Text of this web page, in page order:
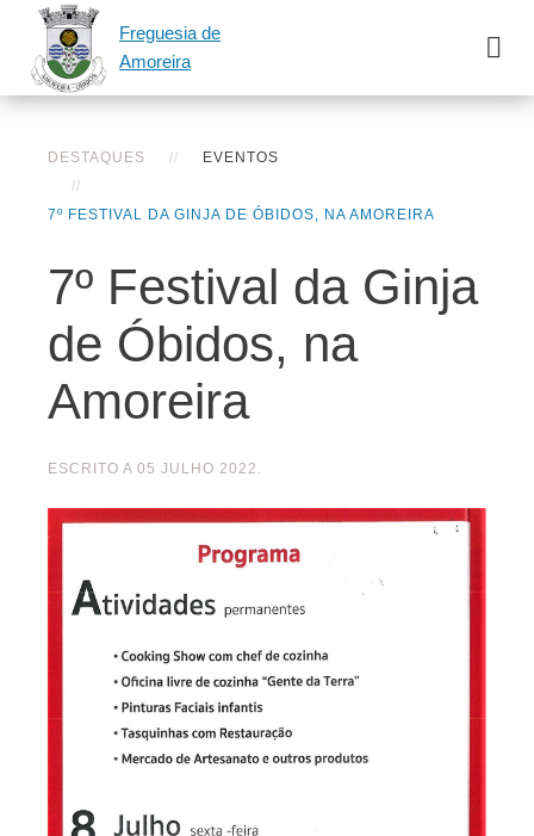
Freguesia de
Amoreira
DESTAQUES EVENTOS
7º FESTIVAL DA GINJA DE ÓBIDOS, NA AMOREIRA
7º Festival da Ginja
de Óbidos, na
Amoreira
ESCRITO A 05 JULHO 2022 .